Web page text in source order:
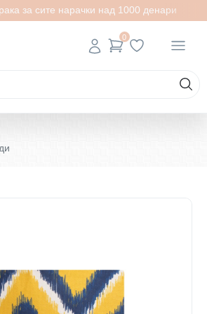
за сите нарачки над 1000 денари
0